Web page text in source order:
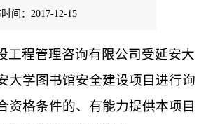
间：2017-12-15
工程管理咨询有限公司受延安大
大学图书馆安全建设项目进行询
资格条件的、有能力提供本项目